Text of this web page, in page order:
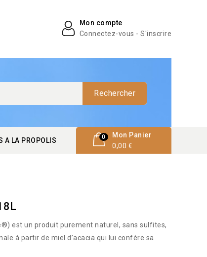
Mon compte
Connectez-vous - S'inscrire
Rechercher
A LA PROPOLIS
Mon Panier
0
0,00 €
est un produit purement naturel, sans sulfites,
à partir de miel d’acacia qui lui confère sa